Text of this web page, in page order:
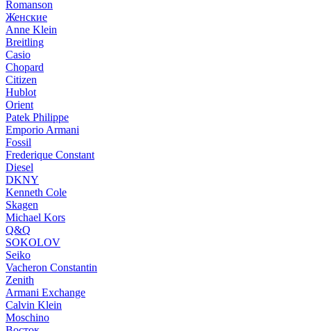
Romanson
Женские
Anne Klein
Breitling
Casio
Chopard
Citizen
Hublot
Orient
Patek Philippe
Emporio Armani
Fossil
Frederique Constant
Diesel
DKNY
Kenneth Cole
Skagen
Michael Kors
Q&Q
SOKOLOV
Seiko
Vacheron Constantin
Zenith
Armani Exchange
Calvin Klein
Moschino